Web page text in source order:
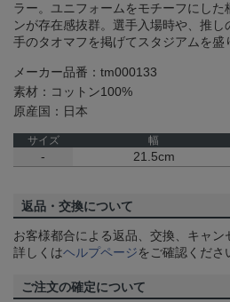
ラー。ユニフォームをモチーフにした
ンが存在感抜群。選手入場時や、推
手のタオマフを掲げてスタジアムを盛
メーカー品番：tm000133
素材：コットン100%
原産国：日本
サイズ 幅
- 21.5cm
返品・交換について
お客様都合による返品、交換、キャン
詳しくはヘルプページをご確認くださ
ご注文の確定について